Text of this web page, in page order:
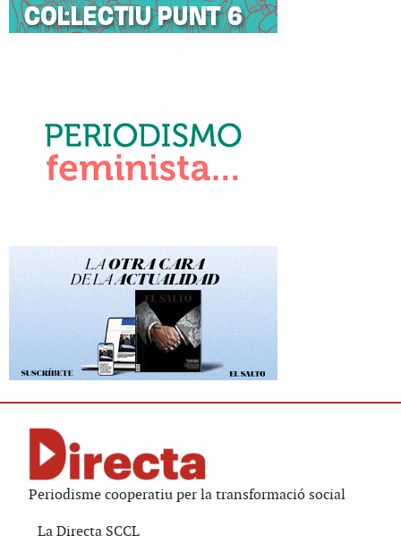
Periodisme cooperatiu per la transformació social
La Directa SCCL